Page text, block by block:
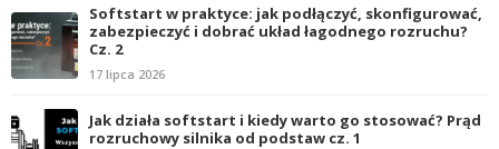
Softstart w praktyce: jak podłączyć, skonfigurować,
zabezpieczyć i dobrać układ łagodnego rozruchu?
Cz. 2
17 lipca 2026
Jak działa softstart i kiedy warto go stosować? Prąd
rozruchowy silnika od podstaw cz. 1